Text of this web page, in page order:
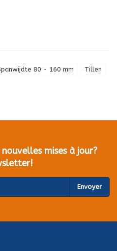
80 - 160 mm Tillen
mises à jour?
Envoyer